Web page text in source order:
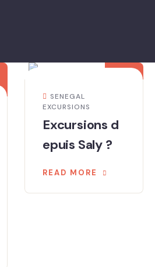
SENEGAL
EXCURSIONS
Excursions d
epuis Saly ?
READ MORE